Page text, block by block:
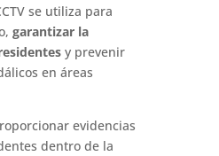
se utiliza para
garantizar la
y prevenir
en áreas
evidencias
dentro de la